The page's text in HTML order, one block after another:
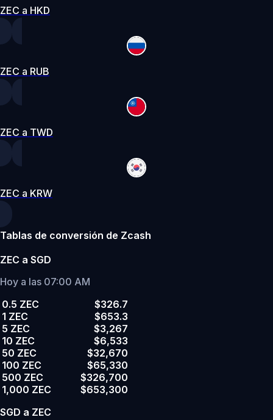
ZEC a HKD
ZEC a RUB
ZEC a TWD
ZEC a KRW
Tablas de conversión de Zcash
ZEC a SGD
Hoy a las 07:00 AM
0.5 ZEC
$326.7
1 ZEC
$653.3
5 ZEC
$3,267
10 ZEC
$6,533
50 ZEC
$32,670
100 ZEC
$65,330
500 ZEC
$326,700
1,000 ZEC
$653,300
SGD a ZEC